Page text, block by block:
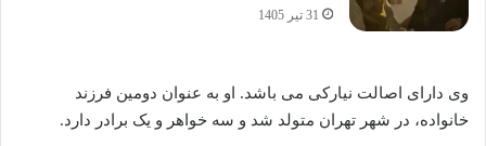
31 تیر 1405
وی دارای اصالت نیارکی می باشد. او به عنوان دومین فرزند
خانواده، در شهر تهران متولد شد و سه خواهر و یک برادر دارد.